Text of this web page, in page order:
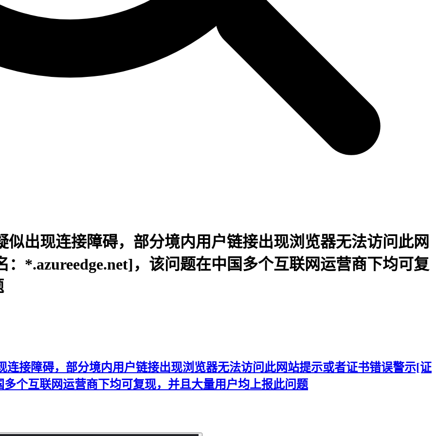
似出现连接障碍，部分境内用户链接出现浏览器无法访问此网
*.azureedge.net]，该问题在中国多个互联网运营商下均可复
连接障碍，部分境内用户链接出现浏览器无法访问此网站提示或者证书错误警示[证
个互联网运营商下均可复现，并且大量用户均上报此问题